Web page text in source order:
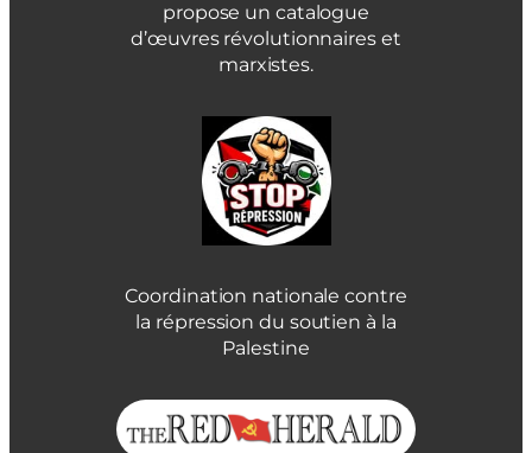
propose un catalogue
d’œuvres révolutionnaires et
marxistes.
Coordination nationale contre
la répression du soutien à la
Palestine